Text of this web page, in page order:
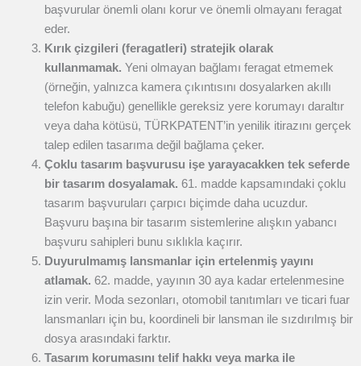
başvurular önemli olanı korur ve önemli olmayanı feragat
eder.
Kırık çizgileri (feragatleri) stratejik olarak
kullanmamak. Yeni olmayan bağlamı feragat etmemek
(örneğin, yalnızca kamera çıkıntısını dosyalarken akıllı
telefon kabuğu) genellikle gereksiz yere korumayı daraltır
veya daha kötüsü, TÜRKPATENT’in yenilik itirazını gerçek
talep edilen tasarıma değil bağlama çeker.
Çoklu tasarım başvurusu işe yarayacakken tek seferde
bir tasarım dosyalamak. 61. madde kapsamındaki çoklu
tasarım başvuruları çarpıcı biçimde daha ucuzdur.
Başvuru başına bir tasarım sistemlerine alışkın yabancı
başvuru sahipleri bunu sıklıkla kaçırır.
Duyurulmamış lansmanlar için ertelenmiş yayını
atlamak. 62. madde, yayının 30 aya kadar ertelenmesine
izin verir. Moda sezonları, otomobil tanıtımları ve ticari fuar
lansmanları için bu, koordineli bir lansman ile sızdırılmış bir
dosya arasındaki farktır.
Tasarım korumasını telif hakkı veya marka ile